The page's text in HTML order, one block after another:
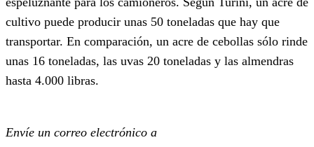
cultivo puede producir unas 50 toneladas que hay que
transportar. En comparación, un acre de cebollas sólo rinde
unas 16 toneladas, las uvas 20 toneladas y las almendras
hasta 4.000 libras.
Envíe un correo electrónico a